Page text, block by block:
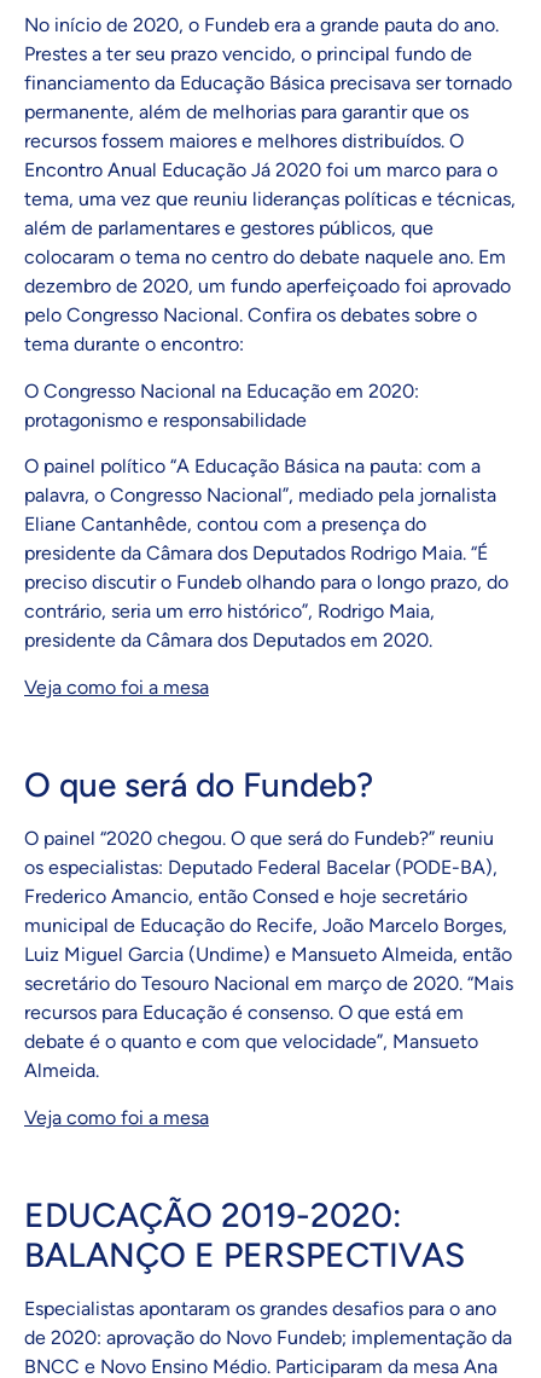
No início de 2020, o Fundeb era a grande pauta do ano.
Prestes a ter seu prazo vencido, o principal fundo de
financiamento da Educação Básica precisava ser tornado
permanente, além de melhorias para garantir que os
recursos fossem maiores e melhores distribuídos. O
Encontro Anual Educação Já 2020 foi um marco para o
tema, uma vez que reuniu lideranças políticas e técnicas,
além de parlamentares e gestores públicos, que
colocaram o tema no centro do debate naquele ano. Em
dezembro de 2020, um fundo aperfeiçoado foi aprovado
pelo Congresso Nacional. Confira os debates sobre o
tema durante o encontro:
O Congresso Nacional na Educação em 2020:
protagonismo e responsabilidade
O painel político “A Educação Básica na pauta: com a
palavra, o Congresso Nacional”, mediado pela jornalista
Eliane Cantanhêde, contou com a presença do
presidente da Câmara dos Deputados Rodrigo Maia. “É
preciso discutir o Fundeb olhando para o longo prazo, do
contrário, seria um erro histórico”, Rodrigo Maia,
presidente da Câmara dos Deputados em 2020.
Veja como foi a mesa
O que será do Fundeb?
O painel “2020 chegou. O que será do Fundeb?” reuniu
os especialistas: Deputado Federal Bacelar (PODE-BA),
Frederico Amancio, então Consed e hoje secretário
municipal de Educação do Recife, João Marcelo Borges,
Luiz Miguel Garcia (Undime) e Mansueto Almeida, então
secretário do Tesouro Nacional em março de 2020. “Mais
recursos para Educação é consenso. O que está em
debate é o quanto e com que velocidade”, Mansueto
Almeida.
Veja como foi a mesa
EDUCAÇÃO 2019-2020:
BALANÇO E PERSPECTIVAS
Especialistas apontaram os grandes desafios para o ano
de 2020: aprovação do Novo Fundeb; implementação da
BNCC e Novo Ensino Médio. Participaram da mesa Ana